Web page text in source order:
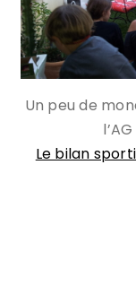
Un peu de
Le bilan